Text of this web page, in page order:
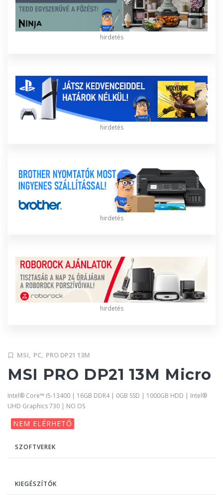
hirdetés
hirdetés
hirdetés
hirdetés
MSI, PC, PRO DP21 13M
MSI PRO DP21 13M Micro
Intel® Core™ i5-13400 | 16GB DDR4 | 0GB SSD | 1000GB HDD | Intel®
UHD Graphics 730 | NO OS
NEM ELÉRHETŐ
SZOFTVEREK
KIEGÉSZÍTŐK